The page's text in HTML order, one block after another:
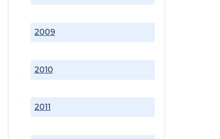
2009
2010
2011